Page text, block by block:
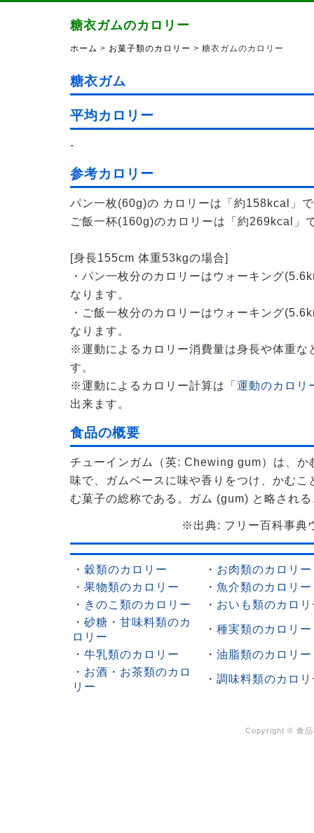
糖衣ガムのカロリー
ホーム > お菓子類のカロリー > 糖衣ガムのカロリー
糖衣ガム
平均カロリー
-
参考カロリー
パン一枚(60g)の カロリーは「約158kcal」
ご飯一杯(160g)のカロリーは「約269kcal」
[身長155cm 体重53kgの場合]
・パン一枚分のカロリーはウォーキング
なります。
・ご飯一枚分のカロリーはウォーキング
なります。
※運動によるカロリー消費量は身長や体重な
す。
※運動によるカロリー計算は「運動のカロリ
出来ます。
食品の概要
チューインガム（英: Chewing gum）は、
味で、ガムベースに味や香りをつけ、かむこ
む菓子の総称である。ガム (gum) と略され
※出典: フリー百科事典
・ 穀類のカロリー ・ お肉類のカロリー
・ 果物類のカロリー ・ 魚介類のカロリー
・ きのこ類のカロリー ・ おいも類のカロリ
・ 砂糖・甘味料類のカ
ロリー
・ 種実類のカロリー
・ 牛乳類のカロリー ・ 油脂類のカロリー
・ お酒・お茶類のカロ
リー
・ 調味料類のカロリ
Copyright © 食